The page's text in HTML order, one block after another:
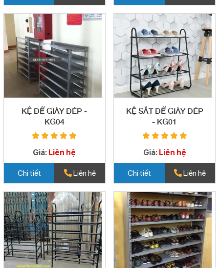
KỆ ĐỂ GIÀY DÉP -
KG04
Giá: Liên hệ
Chi tiết Liên hệ
KỆ SẮT ĐỂ GIÀY DÉP
- KG01
Giá: Liên hệ
Chi tiết Liên hệ